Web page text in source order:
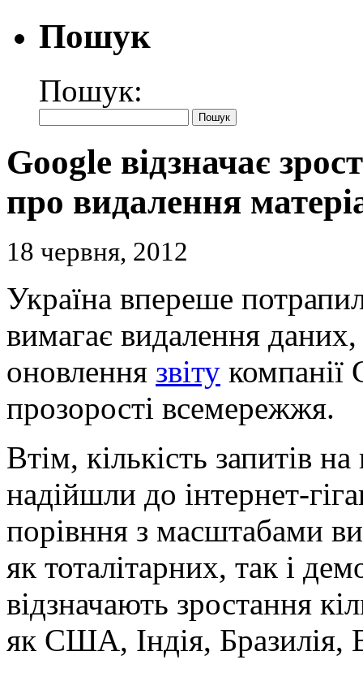
Пошук
Пошук:
Google відзначає
про видалення
18 червня, 2012
Україна впереше
вимагає видалення
оновлення звіту компанії
прозорості всемережжя.
Втім, кількість запитів
надійшли до інтернет-
порівння з масштабами
як тоталітарних, так і
відзначають зростання
як США, Індія, Бразилія,